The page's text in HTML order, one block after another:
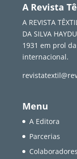
A Revista
A REVISTA
DA SILVA
1931 em prol
internacional.
Menu
A Editora
Parcerias
Colaboradores